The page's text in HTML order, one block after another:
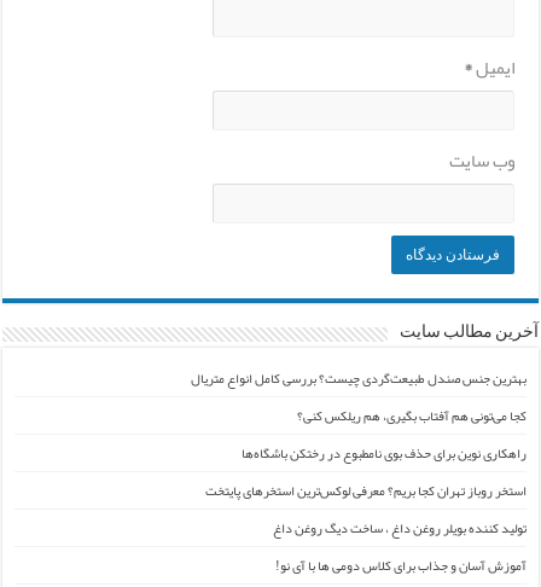
ایمیل*
وب‌ سایت
آخرین مطالب سایت
بهترین جنس صندل طبیعت‌گردی چیست؟ بررسی کامل انواع متریال
کجا می‌تونی هم آفتاب بگیری، هم ریلکس کنی؟
راهکاری نوین برای حذف بوی نامطبوع در رختکن باشگاه‌ها
استخر روباز تهران کجا بریم؟ معرفی لوکس‌ترین استخرهای پایتخت
تولید کننده بویلر روغن داغ ، ساخت دیگ روغن داغ
آموزش آسان و جذاب برای کلاس دومی ها با آی نو!